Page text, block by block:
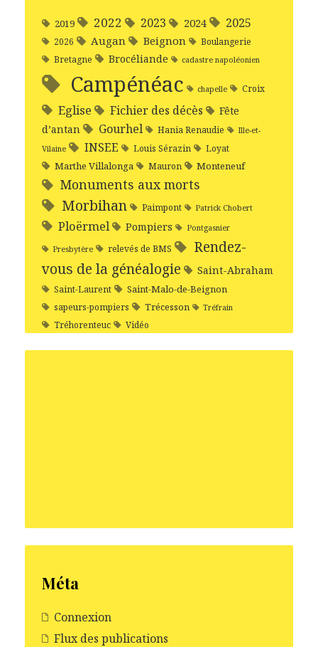
2019 2022 2023 2024 2025
2026 Augan Beignon
Boulangerie
Bretagne
Brocéliande cadastre napoléonien
Campénéac chapelle Croix
Eglise Fichier des décès
Fête
d’antan
Gourhel Hania Renaudie
Ille-et-
Vilaine
INSEE Louis Sérazin Loyat
Marthe Villalonga Mauron Monteneuf
Monuments aux morts
Morbihan Paimpont Patrick Chobert
Ploërmel Pompiers Pontgasnier
Presbytère relevés de BMS
Rendez-
vous de la généalogie
Saint-Abraham
Saint-Laurent Saint-Malo-de-Beignon
sapeurs-pompiers Trécesson Tréfrain
Tréhorenteuc Vidéo
Méta
Connexion
Flux des publications